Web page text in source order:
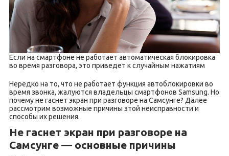
Если на смартфоне не работает автоматическая блокировка
во время разговора, это приведет к случайным нажатиям
Нередко на то, что не работает функция автоблокировки во
время звонка, жалуются владельцы смартфонов Samsung. Но
почему не гаснет экран при разговоре на Самсунге? Далее
рассмотрим возможные причины этой неисправности и
способы их решения.
Не гаснет экран при разговоре на
Самсунге — основные причины